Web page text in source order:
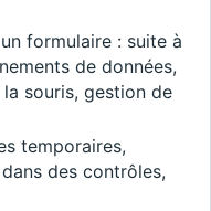
formulaire : suite à
de données,
souris, gestion de
temporaires,
des contrôles,